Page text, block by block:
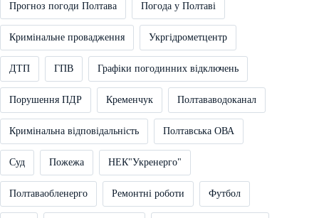
Прогноз погоди Полтава Погода у Полтаві
Кримінальне провадження Укргідрометцентр
ДТП ГПВ Графіки погодинних відключень
Порушення ПДР Кременчук Полтававодоканал
Кримінальна відповідальність Полтавська ОВА
Суд Пожежа НЕК"Укренерго"
Полтаваобленерго Ремонтні роботи Футбол